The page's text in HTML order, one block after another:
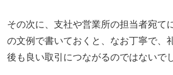
その次に、支社や営業所の担当者宛て
の文例で書いておくと、なお丁寧で、
後も良い取引につながるのではないで